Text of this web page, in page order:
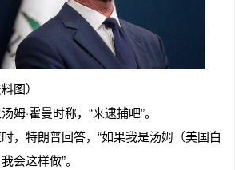
图）
姆·霍曼时称，“来逮捕吧”。
，特朗普回答，“如果我是汤姆（美国白
会这样做”。